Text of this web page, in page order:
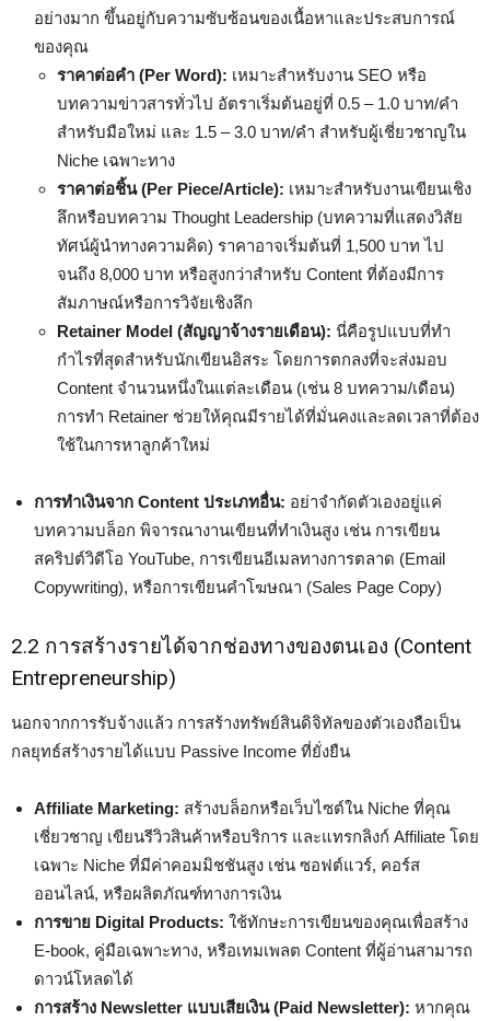
อย่างมาก ขึ้นอยู่กับความซับซ้อนของเนื้อหาและประสบการณ์
ของคุณ
ราคาต่อคำ (Per Word): เหมาะสำหรับงาน SEO หรือ
บทความข่าวสารทั่วไป อัตราเริ่มต้นอยู่ที่ 0.5 – 1.0 บาท/คำ
สำหรับมือใหม่ และ 1.5 – 3.0 บาท/คำ สำหรับผู้เชี่ยวชาญใน
Niche เฉพาะทาง
ราคาต่อชิ้น (Per Piece/Article): เหมาะสำหรับงานเขียนเชิง
ลึกหรือบทความ Thought Leadership (บทความที่แสดงวิสัย
ทัศน์ผู้นำทางความคิด) ราคาอาจเริ่มต้นที่ 1,500 บาท ไป
จนถึง 8,000 บาท หรือสูงกว่าสำหรับ Content ที่ต้องมีการ
สัมภาษณ์หรือการวิจัยเชิงลึก
Retainer Model (สัญญาจ้างรายเดือน): นี่คือรูปแบบที่ทำ
กำไรที่สุดสำหรับนักเขียนอิสระ โดยการตกลงที่จะส่งมอบ
Content จำนวนหนึ่งในแต่ละเดือน (เช่น 8 บทความ/เดือน)
การทำ Retainer ช่วยให้คุณมีรายได้ที่มั่นคงและลดเวลาที่ต้อง
ใช้ในการหาลูกค้าใหม่
การทำเงินจาก Content ประเภทอื่น: อย่าจำกัดตัวเองอยู่แค่
บทความบล็อก พิจารณางานเขียนที่ทำเงินสูง เช่น การเขียน
สคริปต์วิดีโอ YouTube, การเขียนอีเมลทางการตลาด (Email
Copywriting), หรือการเขียนคำโฆษณา (Sales Page Copy)
2.2 การสร้างรายได้จากช่องทางของตนเอง (Content
Entrepreneurship)
นอกจากการรับจ้างแล้ว การสร้างทรัพย์สินดิจิทัลของตัวเองถือเป็น
กลยุทธ์สร้างรายได้แบบ Passive Income ที่ยั่งยืน
Affiliate Marketing: สร้างบล็อกหรือเว็บไซต์ใน Niche ที่คุณ
เชี่ยวชาญ เขียนรีวิวสินค้าหรือบริการ และแทรกลิงก์ Affiliate โดย
เฉพาะ Niche ที่มีค่าคอมมิชชันสูง เช่น ซอฟต์แวร์, คอร์ส
ออนไลน์, หรือผลิตภัณฑ์ทางการเงิน
การขาย Digital Products: ใช้ทักษะการเขียนของคุณเพื่อสร้าง
E-book, คู่มือเฉพาะทาง, หรือเทมเพลต Content ที่ผู้อ่านสามารถ
ดาวน์โหลดได้
การสร้าง Newsletter แบบเสียเงิน (Paid Newsletter): หากคุณ